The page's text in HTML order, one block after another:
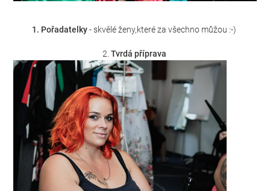
1. Pořadatelky- skvělé ženy,které za všechno můžou :-)
2. Tvrdá příprava